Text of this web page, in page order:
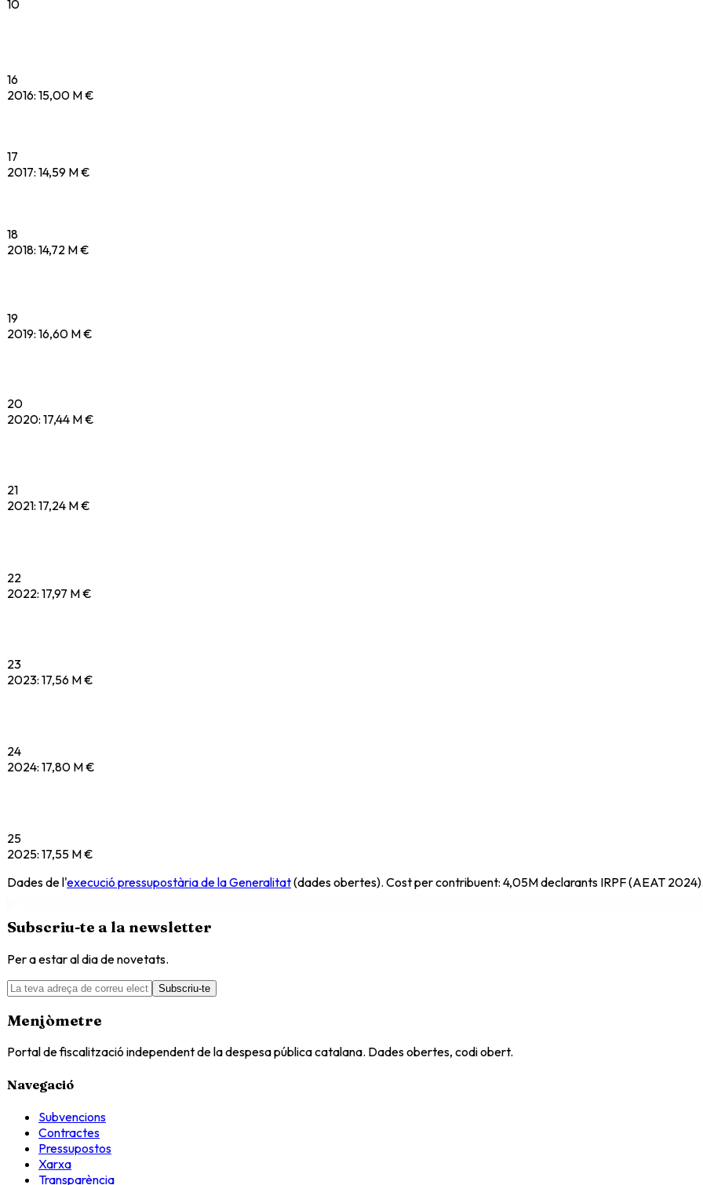
10
16
2016: 15,00 M €
17
2017: 14,59 M €
18
2018: 14,72 M €
19
2019: 16,60 M €
20
2020: 17,44 M €
21
2021: 17,24 M €
22
2022: 17,97 M €
23
2023: 17,56 M €
24
2024: 17,80 M €
25
2025: 17,55 M €
Dades de l'execució pressupostària de la Generalitat(dades obertes). Cost per contribuent: 4,05M declarants IRPF (AEAT
Subscriu-te a la newsletter
Per a estar al dia de novetats.
Subscriu-te
Menjòmetre
Portal de fiscalització independent de la despesa pública catalana. Dades obertes, codi obert.
Navegació
Subvencions
Contractes
Pressupostos
Xarxa
Transparència